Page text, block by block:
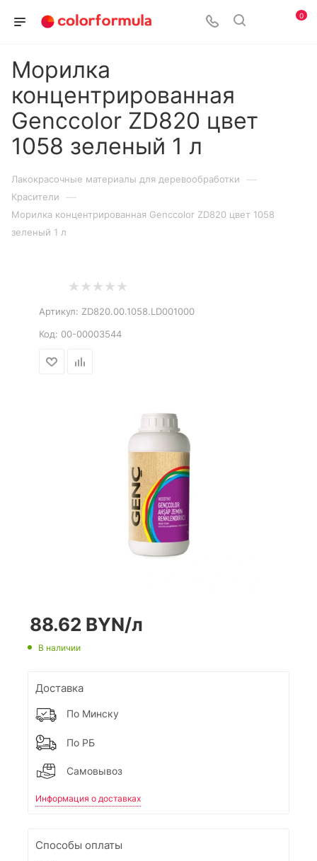
0
Морилка
концентрированная
Genccolor ZD820 цвет
1058 зеленый 1 л
Лакокрасочные материалы для деревообработки —
Красители —
Морилка концентрированная Genccolor ZD820 цвет 1058
зеленый 1 л
Артикул: ZD820.00.1058.LD001000
Код: 00-00003544
88.62 BYN/л
В наличии
Доставка
По Минску
По РБ
Самовывоз
Информация о доставках
Способы оплаты